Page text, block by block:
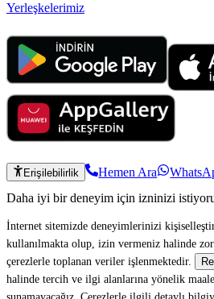
Yerleşkelerimiz
Erişilebilirlik Hemen Ara
Daha iyi bir deneyim için izninizi
İnternet sitemizde deneyimlerinizi
kullanılmakta olup, izin vermeniz halinde
çerezlerle toplanan veriler işlenmektedir.
halinde tercih ve ilgi alanlarına yönelik